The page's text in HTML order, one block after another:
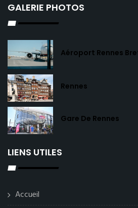
GALERIE PHOTOS
Aéroport Rennes
Rennes
Gare De Rennes
LIENS UTILES
Accueil